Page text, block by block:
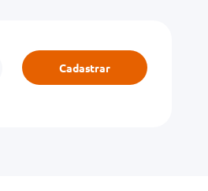
Cadastrar